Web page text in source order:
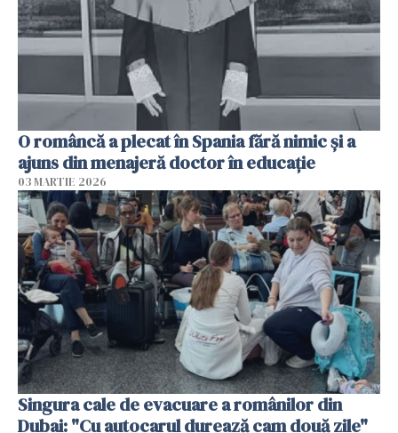
O româncă a plecat în Spania fără nimic și a
ajuns din menajeră doctor în educație
03 MARTIE 2026
Singura cale de evacuare a românilor din
Dubai: "Cu autocarul durează cam două zile"